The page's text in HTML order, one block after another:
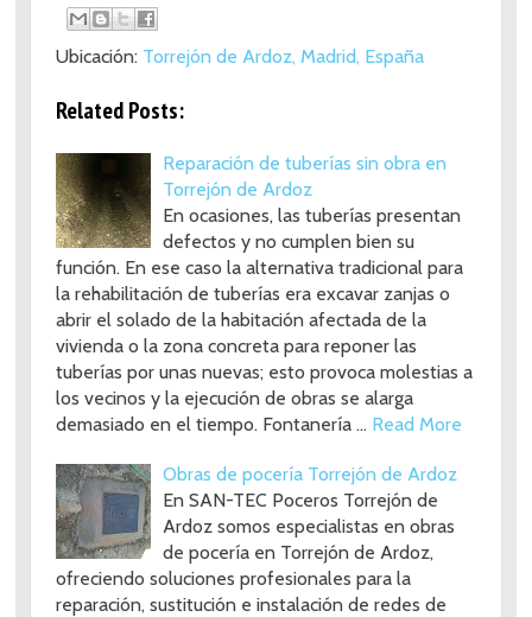
Ubicación: Torrejón de Ardoz, Madrid, España
Related Posts:
Reparación de tuberías sin obra en
Torrejón de Ardoz
En ocasiones, las tuberías presentan
defectos y no cumplen bien su
función. En ese caso la alternativa tradicional para
la rehabilitación de tuberías era excavar zanjas o
abrir el solado de la habitación afectada de la
vivienda o la zona concreta para reponer las
tuberías por unas nuevas; esto provoca molestias a
los vecinos y la ejecución de obras se alarga
demasiado en el tiempo. Fontanería … Read More
Obras de pocería Torrejón de Ardoz
En SAN-TEC Poceros Torrejón de
Ardoz somos especialistas en obras
de pocería en Torrejón de Ardoz,
ofreciendo soluciones profesionales para la
reparación, sustitución e instalación de redes de